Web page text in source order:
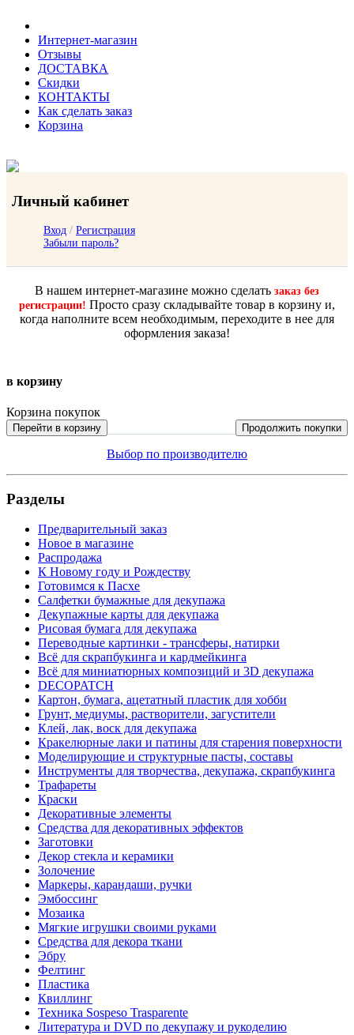
Интернет-магазин
Отзывы
ДОСТАВКА
Скидки
КОНТАКТЫ
Как сделать заказ
Корзина
Личный кабинет
Вход / Регистрация
Забыли пароль?
В нашем интернет-магазине можно сделать заказ без
регистрации! Просто сразу складывайте товар в корзину и,
когда наполните всем необходимым, переходите в нее для
оформления заказа!
в корзину
Корзина покупок
Перейти в корзину Продолжить покупки
Выбор по производителю
Разделы
Предварительный заказ
Новое в магазине
Распродажа
К Новому году и Рождеству
Готовимся к Пасхе
Салфетки бумажные для декупажа
Декупажные карты для декупажа
Рисовая бумага для декупажа
Переводные картинки - трансферы, натирки
Всё для скрапбукинга и кардмейкинга
Всё для миниатюрных композиций и 3D декупажа
DECOPATCH
Картон, бумага, ацетатный пластик для хобби
Грунт, медиумы, растворители, загустители
Клей, лак, воск для декупажа
Кракелюрные лаки и патины для старения поверхности
Моделирующие и структурные пасты, составы
Инструменты для творчества, декупажа, скрапбукинга
Трафареты
Краски
Декоративные элементы
Средства для декоративных эффектов
Заготовки
Декор стекла и керамики
Золочение
Маркеры, карандаши, ручки
Эмбоссинг
Мозаика
Мягкие игрушки своими руками
Средства для декора ткани
Эбру
Фелтинг
Пластика
Квиллинг
Техника Sospeso Trasparente
Литература и DVD по декупажу и рукоделию